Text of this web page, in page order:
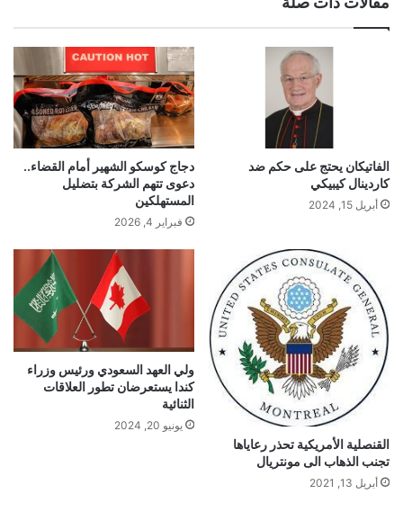
الفاتيكان يحتج على حكم ضد
كاردينال كيبيكي
أبريل 15, 2024
دجاج كوسكو الشهير أمام القضاء..
دعوى تتهم الشركة بتضليل
المستهلكين
فبراير 4, 2026
القنصلية الأمريكية تحذر رعاياها
تجنب الذهاب الى مونتريال
أبريل 13, 2021
ولي العهد السعودي ورئيس وزراء
كندا يستعرضان تطور العلاقات
الثنائية
يونيو 20, 2024